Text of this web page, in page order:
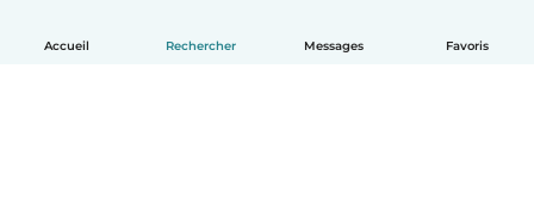
Accueil Rechercher Messages Favoris